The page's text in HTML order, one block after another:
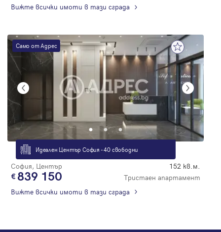
Вижте всички имоти в тази сграда
Само от Адрес
Идеален Център София - 40 свободни
София, Център 152 кв.м.
839 150
Тристаен апартамент
Вижте всички имоти в тази сграда